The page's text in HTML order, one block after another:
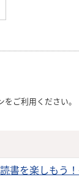
ご利用ください。
書を楽しもう